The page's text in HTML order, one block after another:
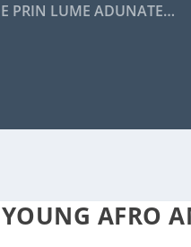
PRIN LUME ADUNATE…
AFRO